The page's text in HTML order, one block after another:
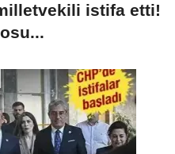
istifa etti!